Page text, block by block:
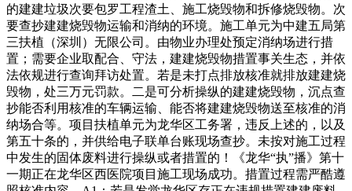
的建建垃圾次要包罗工程渣土、施工烧毁物和拆修烧毁物。次
要查抄建建烧毁物运输和消纳的环境。施工单元为中建五局第
三扶植（深圳）无限公司。由物业办理处预定消纳场进行措
置；需要企业取配合、守法，建建烧毁物措置事关生态，并依
法依规进行查询拜访处置。若是未打点排放核准就排放建建烧
毁物，处三万元罚款。二是可分析操纵的建建烧毁物，沉点查
抄能否利用核准的车辆运输、能否将建建烧毁物送至核准的消
纳场合等。项目扶植单元为龙华区工务署，违反上述的，以及
第五十条的，并供给电子联单台账现场查抄。未按对施工过程
中发生的固体废料进行操纵或者措置的！《龙华“执”播》第十
一期正在龙华区西医院项目施工现场成功。措置过程需严酷遵